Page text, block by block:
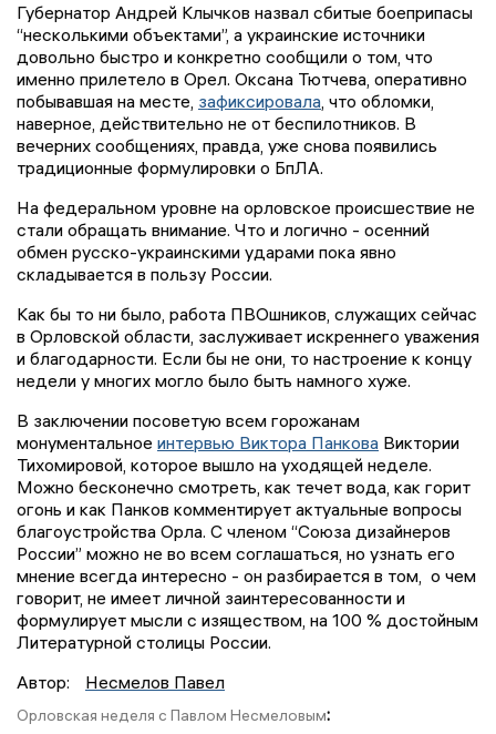
Губернатор Андрей Клычков назвал сбитые боеприпасы
“несколькими объектами”, а украинские источники
довольно быстро и конкретно сообщили о том, что
именно прилетело в Орел. Оксана Тютчева, оперативно
побывавшая на месте, зафиксировала, что обломки,
наверное, действительно не от беспилотников. В
вечерних сообщениях, правда, уже снова появились
традиционные формулировки о БпЛА.
На федеральном уровне на орловское происшествие не
стали обращать внимание. Что и логично - осенний
обмен русско-украинскими ударами пока явно
складывается в пользу России.
Как бы то ни было, работа ПВОшников, служащих сейчас
в Орловской области, заслуживает искреннего уважения
и благодарности. Если бы не они, то настроение к концу
недели у многих могло было быть намного хуже.
В заключении посоветую всем горожанам
монументальное интервью Виктора Панкова Виктории
Тихомировой, которое вышло на уходящей неделе.
Можно бесконечно смотреть, как течет вода, как горит
огонь и как Панков комментирует актуальные вопросы
благоустройства Орла. С членом “Союза дизайнеров
России” можно не во всем соглашаться, но узнать его
мнение всегда интересно - он разбирается в том, о чем
говорит, не имеет личной заинтересованности и
формулирует мысли с изяществом, на 100 % достойным
Литературной столицы России.
Автор:
Несмелов Павел
Орловская неделя с Павлом Несмеловым: